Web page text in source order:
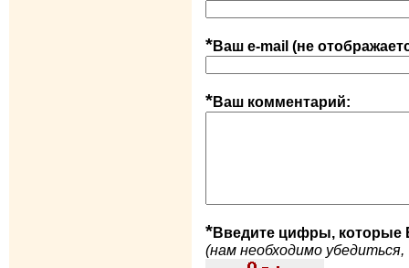
*Ваш e-mail (не
*Ваш комментарий:
*Введите цифры, которые
(нам необходимо